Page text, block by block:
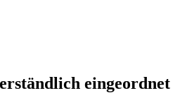
eingeordnet